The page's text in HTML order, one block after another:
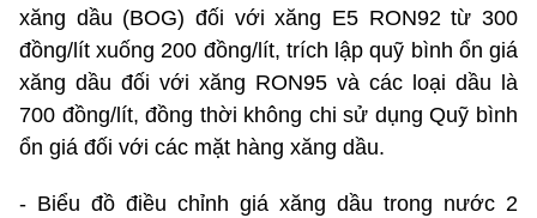
xăng dầu (BOG) đối với xăng E5 RON92 từ 300
đồng/lít xuống 200 đồng/lít, trích lập quỹ bình ổn giá
xăng dầu đối với xăng RON95 và các loại dầu là
700 đồng/lít, đồng thời không chi sử dụng Quỹ bình
ổn giá đối với các mặt hàng xăng dầu.
- Biểu đồ điều chỉnh giá xăng dầu trong nước 2